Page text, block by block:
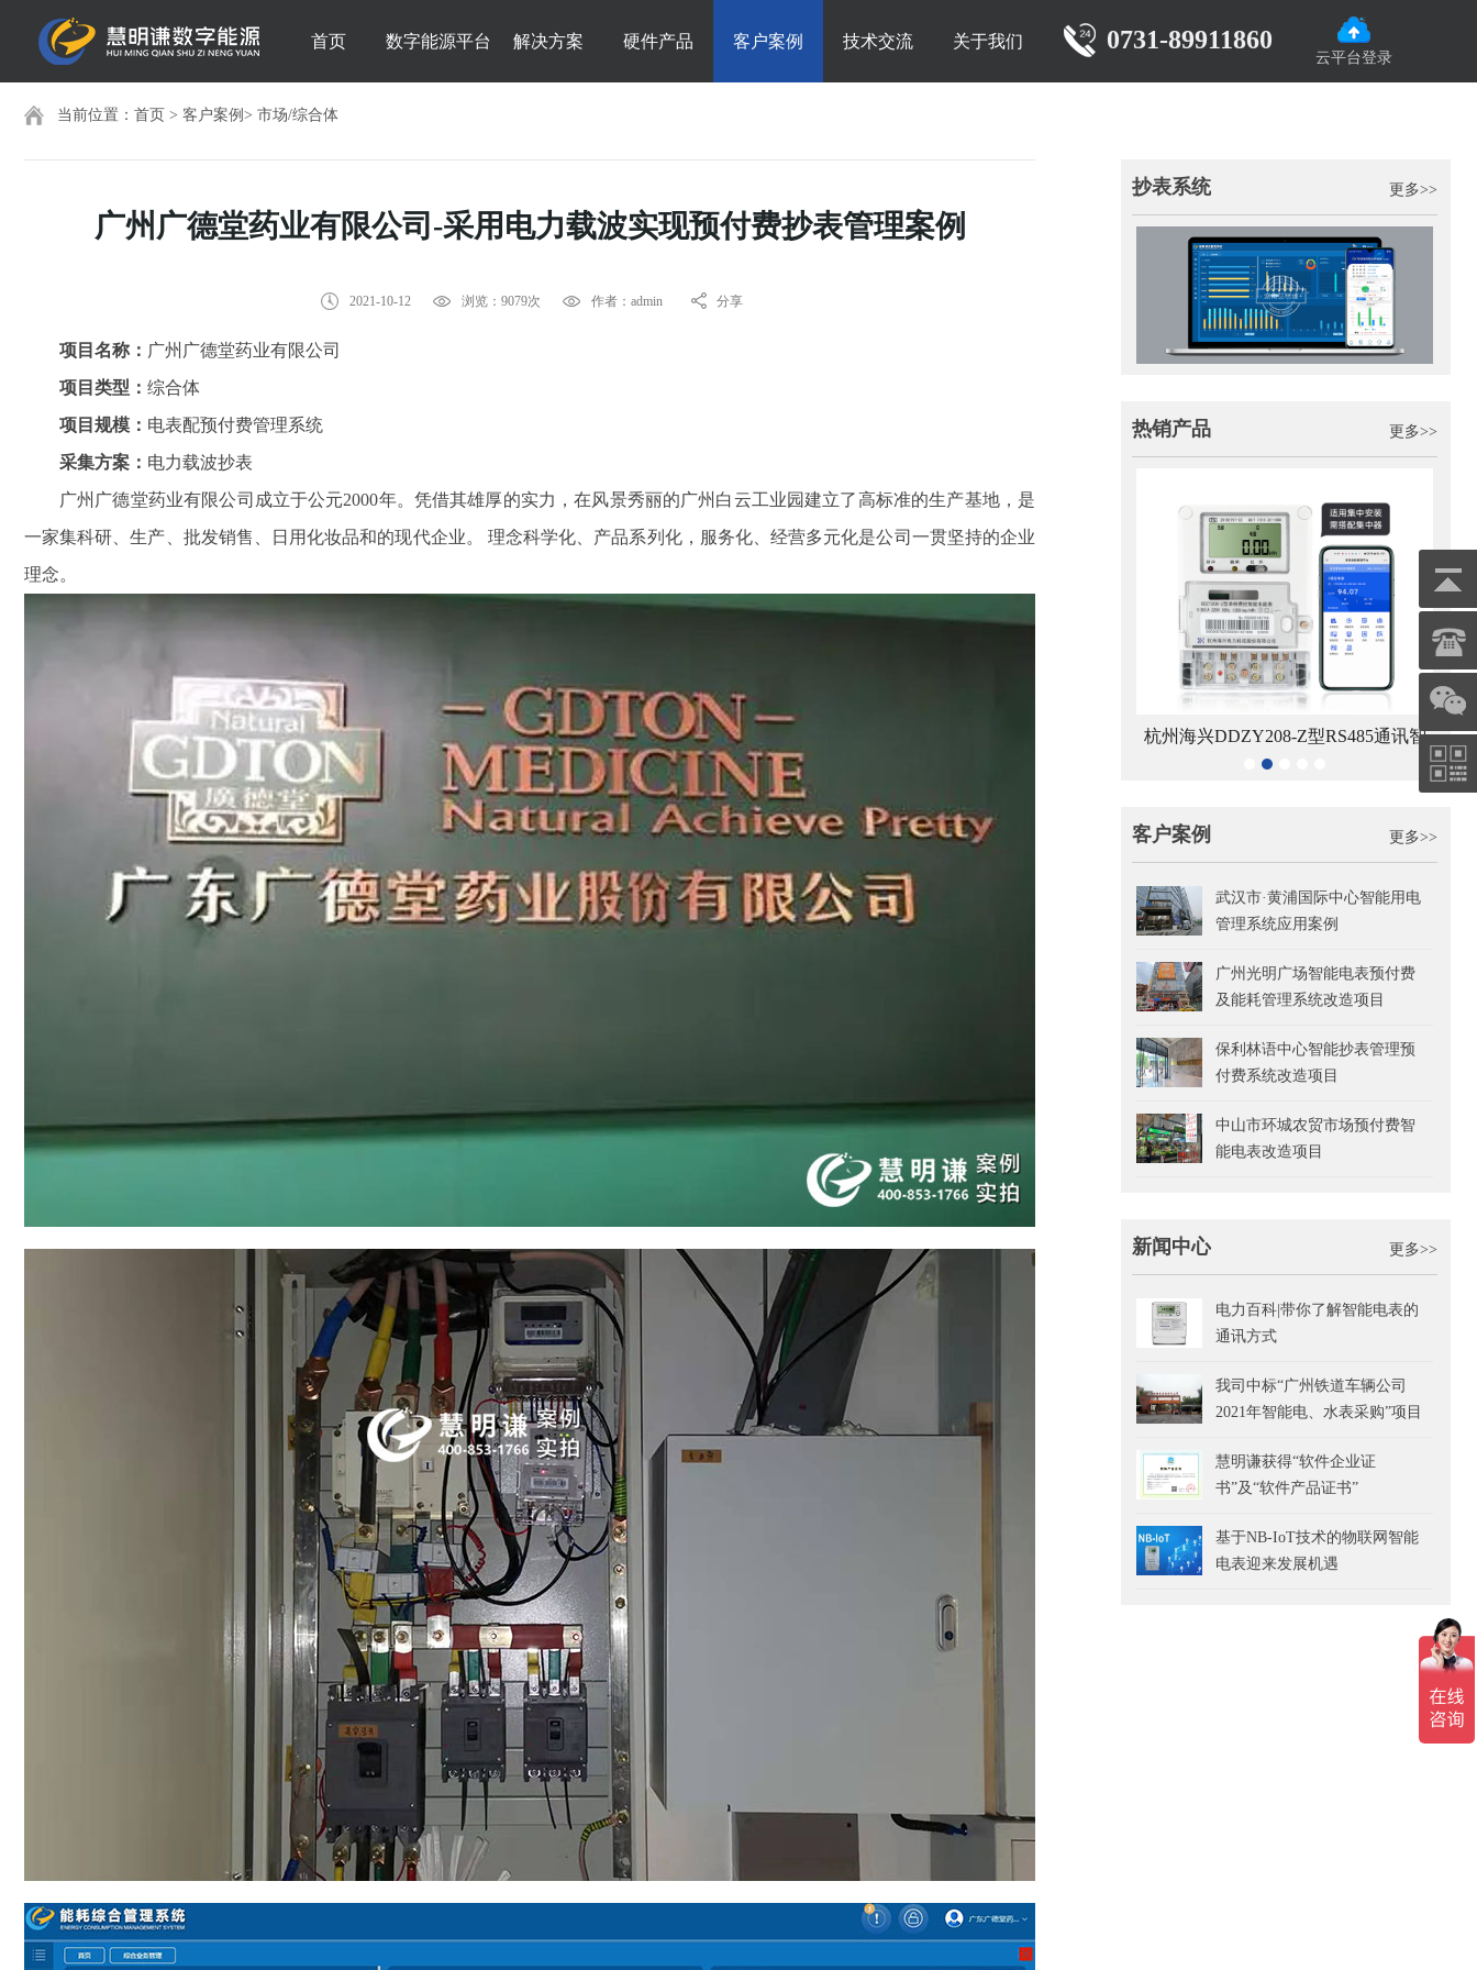
云平台登录
0731-89911860
首页 数字能源平台 解决方案 硬件产品 客户案例 技术交流 关于我们
当前位置： 首页 > 客户案例 > 市场/综合体
广州广德堂药业有限公司-采用电力载波实现预付费抄表管理案例
2021-10-12 浏览：9079次 作者：admin 分享
项目名称： 广州广德堂药业有限公司
项目类型： 综合体
项目规模： 电表配预付费管理系统
采集方案： 电力载波抄表
广州广德堂药业有限公司成立于公元2000年。凭借其雄厚的实力，在风景秀丽的广州白云工业园建立了高标准的生产基地，是
一家集科研、生产、批发销售、日用化妆品和的现代企业。 理念科学化、产品系列化，服务化、经营多元化是公司一贯坚持的企业
理念。
抄表系统 更多>>
热销产品 更多>>
鑫腾越LXSF电子远传智能水表 宁波三星DDZY188-Z型4G通讯智能电
能表
杭州海兴DDZY208-Z型RS485通讯智 青岛鼎信DDZY1710-Z型单相载波通
客户案例 更多>>
武汉市·黄浦国际中心智能用电
管理系统应用案例
广州光明广场智能电表预付费
及能耗管理系统改造项目
保利林语中心智能抄表管理预
付费系统改造项目
中山市环城农贸市场预付费智
能电表改造项目
新闻中心 更多>>
电力百科|带你了解智能电表的
通讯方式
我司中标“广州铁道车辆公司
2021年智能电、水表采购”项目
慧明谦获得“软件企业证
书”及“软件产品证书”
基于NB-IoT技术的物联网智能
电表迎来发展机遇